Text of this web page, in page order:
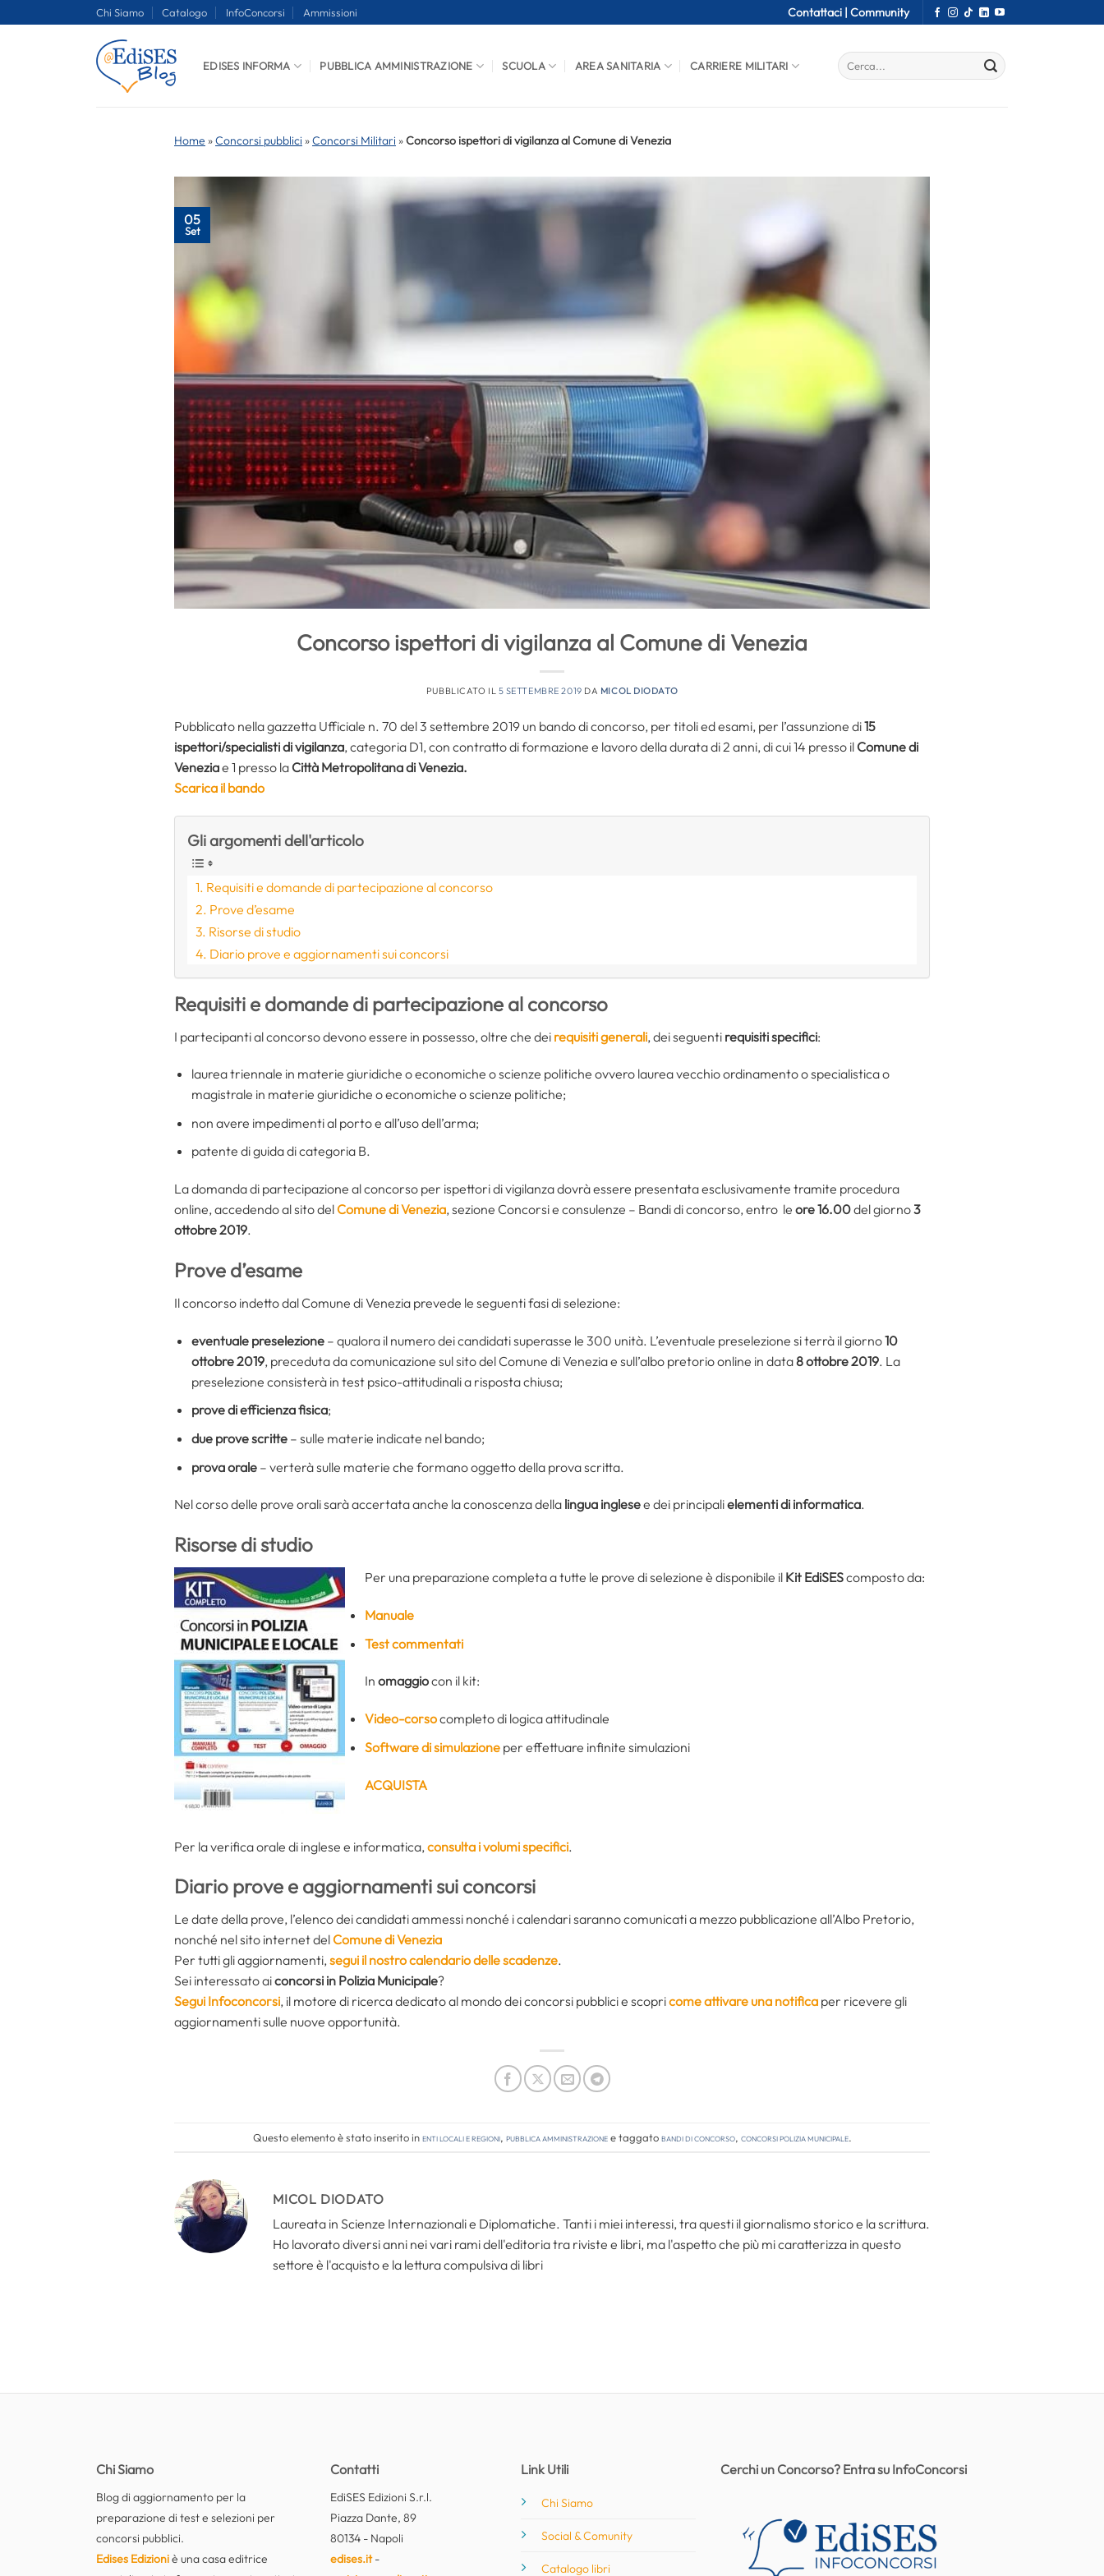
Chi Siamo Catalogo InfoConcorsi Ammissioni Contattaci | Community
EDISES INFORMA PUBBLICA AMMINISTRAZIONE SCUOLA AREA SANITARIA CARRIERE MILITARI
Home »Concorsi pubblici »Concorsi Militari »Concorso ispettori di vigilanza al Comune di Venezia
05
Set
Concorso ispettori di vigilanza al Comune di Venezia
PUBBLICATO IL 5 SETTEMBRE 2019 DA MICOL DIODATO
Pubblicato nella gazzetta Ufficiale n. 70 del 3 settembre 2019 un bando di concorso, per titoli ed esami, per l’assunzione di15
ispettori/specialisti di vigilanza, categoria D1, con contratto di formazione e lavoro della durata di 2 anni, di cui 14 presso il Comune di
Veneziae 1 presso la Città Metropolitana di Venezia.
Scarica il bando
Gli argomenti dell'articolo
Requisiti e domande di partecipazione al concorso
Prove d’esame
Risorse di studio
Diario prove e aggiornamenti sui concorsi
Requisiti e domande di partecipazione al concorso
I partecipanti al concorso devono essere in possesso, oltre che dei requisiti generali, dei seguenti requisiti specifici:
laurea triennale in materie giuridiche o economiche o scienze politiche ovvero laurea vecchio ordinamento o specialistica o
magistrale in materie giuridiche o economiche o scienze politiche;
non avere impedimenti al porto e all’uso dell’arma;
patente di guida di categoria B.
La domanda di partecipazione al concorso per ispettori di vigilanza dovrà essere presentata esclusivamente tramite procedura
online, accedendo al sito delComune di Venezia, sezione Concorsi e consulenze – Bandi di concorso, entro le ore 16.00del giorno3
ottobre 2019.
Prove d’esame
Il concorso indetto dal Comune di Venezia prevede le seguenti fasi di selezione:
eventuale preselezione– qualora il numero dei candidati superasse le 300 unità. L’eventuale preselezione si terrà il giorno10
ottobre 2019, preceduta da comunicazione sul sito del Comune di Venezia e sull’albo pretorio online in data8 ottobre 2019. La
preselezione consisterà in test psico-attitudinali a risposta chiusa;
prove di efficienza fisica;
due prove scritte – sulle materie indicate nel bando;
prova orale– verterà sulle materie che formano oggetto della prova scritta.
Nel corso delle prove orali sarà accertata anche la conoscenza della lingua inglesee dei principalielementi di informatica.
Risorse di studio
Per una preparazione completa a tutte le prove di selezione è disponibile il Kit EdiSEScomposto da:
Manuale
Test commentati
In omaggiocon il kit:
Video-corsocompleto di logica attitudinale
Software di simulazione per effettuare infinite simulazioni
ACQUISTA
Per la verifica orale di inglese e informatica, consulta i volumi specifici.
Diario prove e aggiornamenti sui concorsi
Le date della prove, l’elenco dei candidati ammessi nonché i calendari saranno comunicati a mezzo pubblicazione all’Albo Pretorio,
nonché nel sito internet delComune di Venezia
Per tutti gli aggiornamenti,segui il nostro calendario delle scadenze.
Sei interessato aiconcorsi in Polizia Municipale?
Segui Infoconcorsi, il motore di ricerca dedicato al mondo dei concorsi pubblici e scopricome attivare una notifica per ricevere gli
aggiornamenti sulle nuove opportunità.
Questo elemento è stato inserito inEnti locali e regioni, Pubblica amministrazionee taggatobandi di concorso, concorsi polizia municipale.
MICOL DIODATO
Laureata in Scienze Internazionali e Diplomatiche. Tanti i miei interessi, tra questi il giornalismo storico e la scrittura.
Ho lavorato diversi anni nei vari rami dell'editoria tra riviste e libri, ma l'aspetto che più mi caratterizza in questo
settore è l'acquisto e la lettura compulsiva di libri
Chi Siamo
Blog di aggiornamento per la
preparazione di test e selezioni per
concorsi pubblici.
Edises Edizioniè una casa editrice
Contatti
EdiSES Edizioni S.r.l.
Piazza Dante, 89
80134 - Napoli
edises.it-
Link Utili
Chi Siamo
Social & Comunity
Catalogo libri
Cerchi un Concorso? Entra su InfoConcorsi